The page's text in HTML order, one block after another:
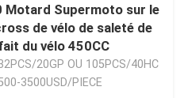
Motard Supermoto sur le
de vélo de saleté de
du vélo 450CC
20GP OU 105PCS/40HC
3500USD/PIECE